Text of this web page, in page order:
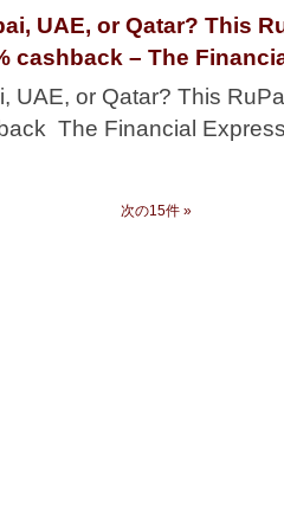
UAE, or Qatar? This
cashback – The
UAE, or Qatar? This
The Financial
次の15件 »